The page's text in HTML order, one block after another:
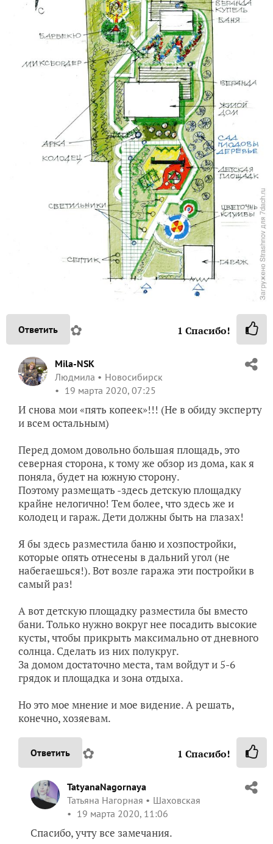
Ответить ✿ 1 Спасибо!
Mila-NSK
Людмила
Новосибирск
19 марта 2020, 07:25
И снова мои «пять копеек»!!! (Не в обиду эксперту
и всем остальным)
Перед домом довольно большая площадь, это
северная сторона, к тому же обзор из дома, как я
поняла, будет на южную сторону.
Поэтому размещать -здесь детскую площадку
крайне нелогично! Тем более, что здесь же и
колодец и гараж. Дети должны быть на глазах!
Я бы здесь разместила баню и хозпостройки,
которые опять отнесены в дальний угол (не
набегаешься!). Вот возле гаража эти постройки в
самый раз!
А вот детскую площадку разместила бы вместо
бани. Только нужно вокруг нее посадить высокие
кусты, чтобы прикрыть максимально от дневного
солнца. Сделать из них полукруг.
За домом достаточно места, там войдут и 5-6
грядок и площадка и зона отдыха.
Но это мое мнение и мое видение. А решать,
конечно, хозяевам.
Ответить ✿ 1 Спасибо!
TatyanaNagornaya
Татьяна Нагорная
Шаховская
19 марта 2020, 11:06
Спасибо, учту все замечания.